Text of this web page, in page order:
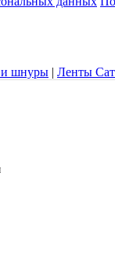
и шнуры | Ленты